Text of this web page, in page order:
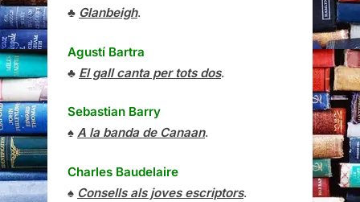
♣ Glanbeigh.
Agustí Bartra
♣ El gall canta per tots dos.
Sebastian Barry
♠ A la banda de Canaan.
Charles Baudelaire
♠ Consells als joves escriptors.